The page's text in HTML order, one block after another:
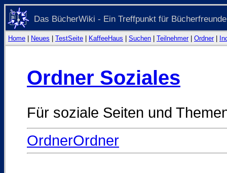
Das BücherWiki - Ein Treffpunkt für Bücherfreunde
Home Neues TestSeite KaffeeHaus Suchen Teilnehmer| Ordner|
Ordner Soziales
Für soziale Seiten und
OrdnerOrdner